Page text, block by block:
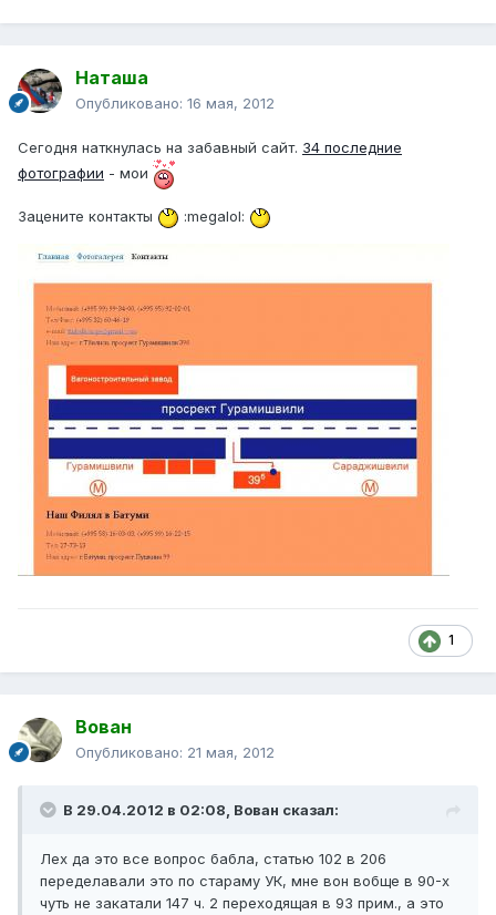
Наташа
Опубликовано: 16 мая, 2012
Сегодня наткнулась на забавный сайт. 34 последние
фотографии - мои
Зацените контакты :megalol:
1
Вован
Опубликовано: 21 мая, 2012
В 29.04.2012 в 02:08, Вован сказал:
Лех да это все вопрос бабла, статью 102 в 206
переделавали это по стараму УК, мне вон вобще в 90-х
чуть не закатали 147 ч. 2 переходящая в 93 прим., а это